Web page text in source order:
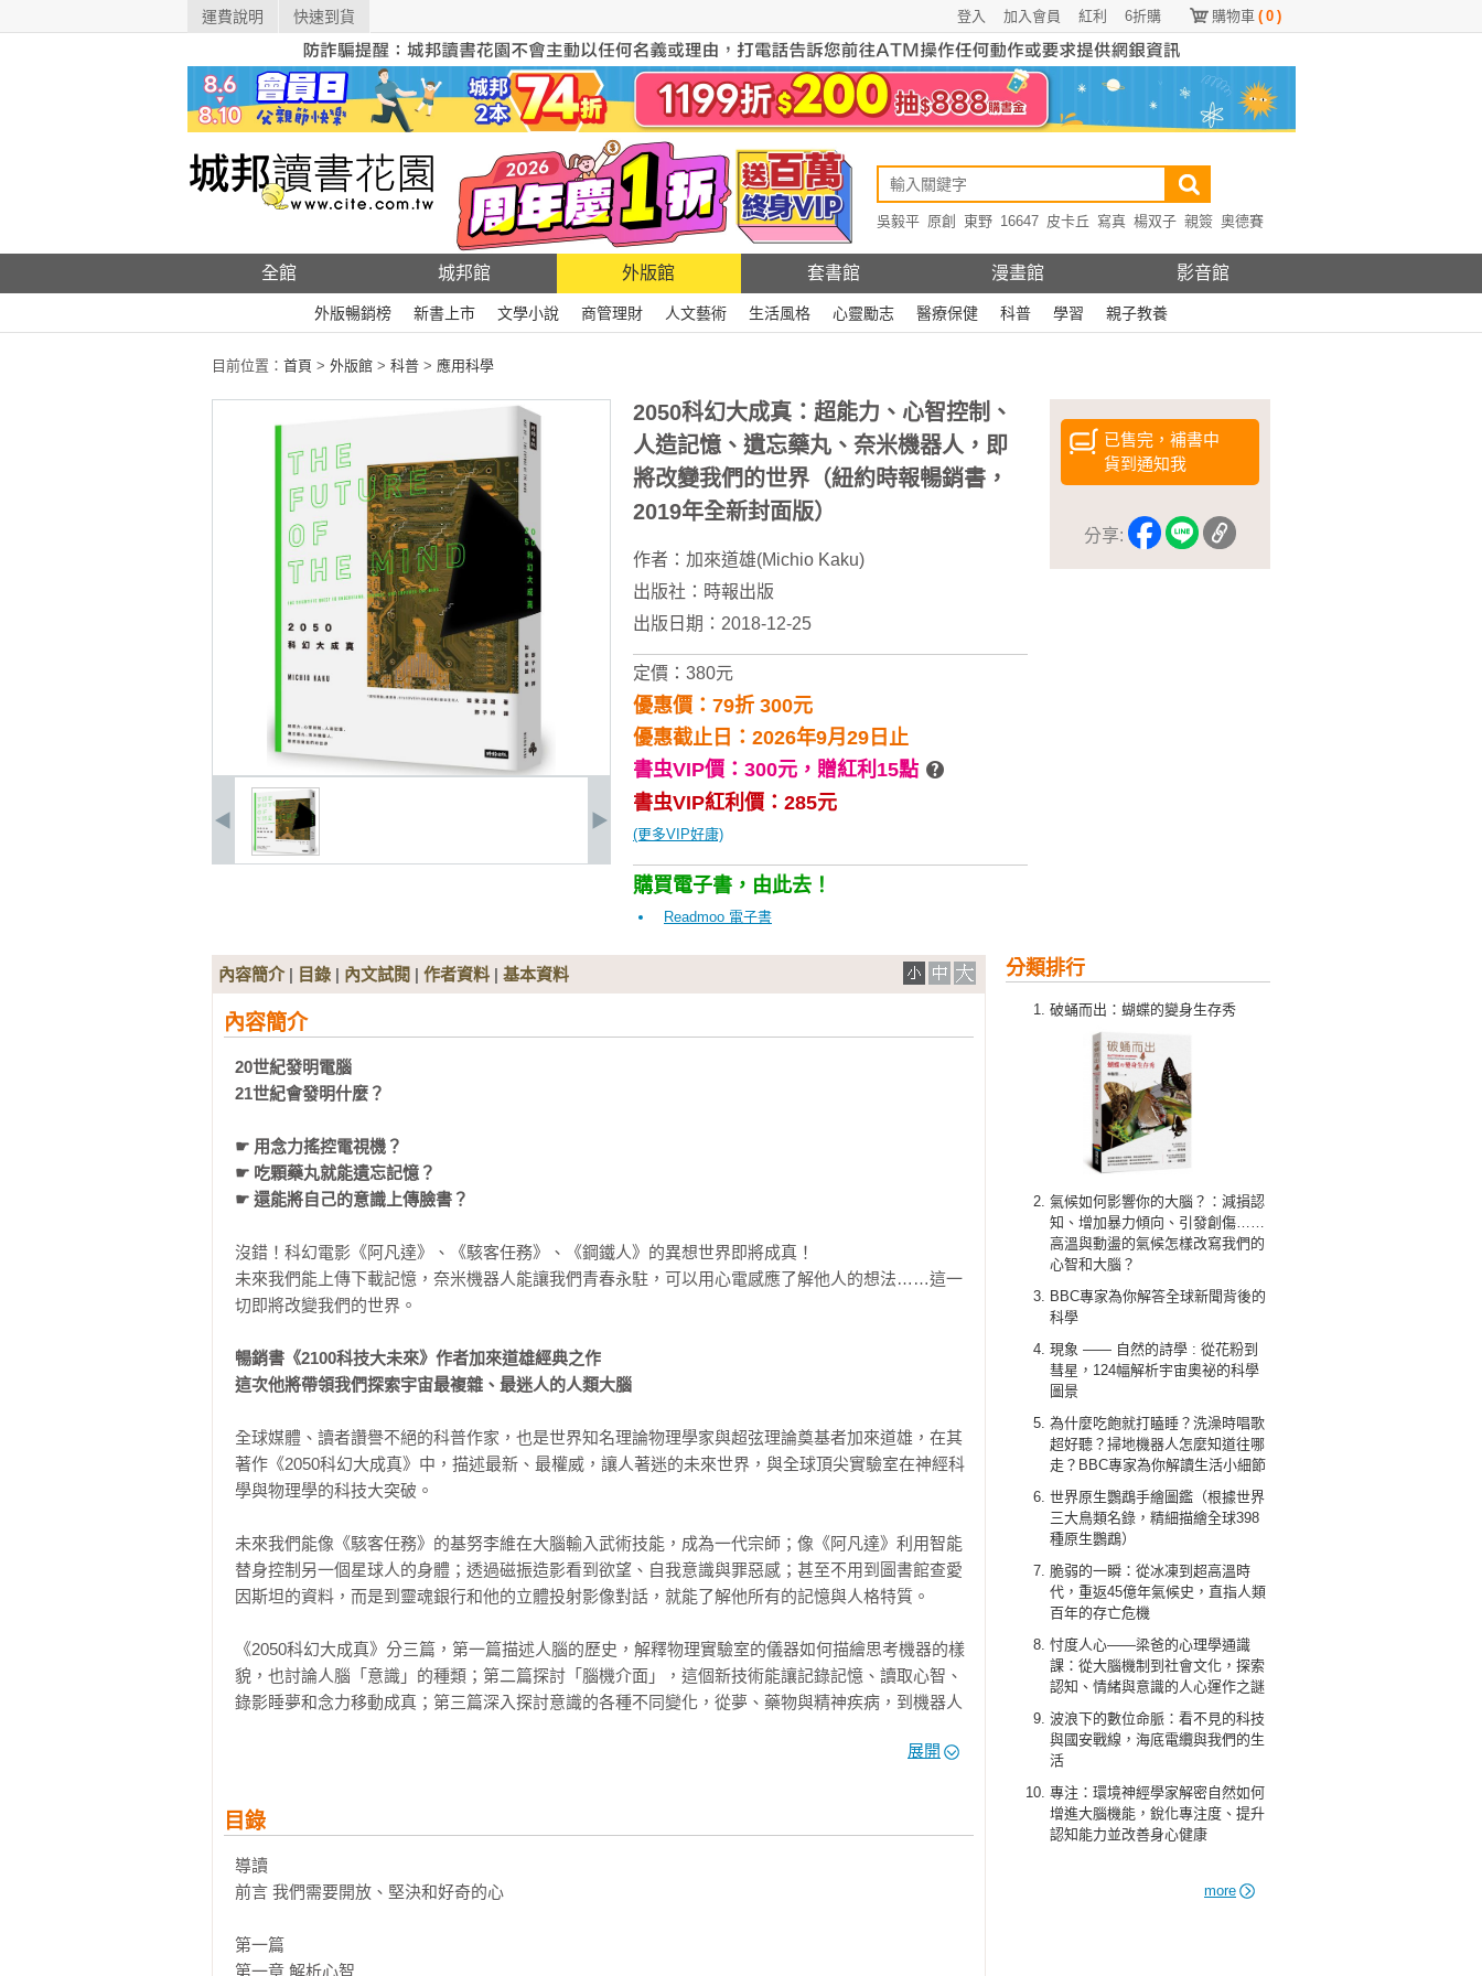
運費說明 快速到貨 購物車 ( 0 )
6折購
紅利
加入會員
登入
吳毅平 原創 東野 16647 皮卡丘 寫真 楊双子 親簽 奧德賽
全館 城邦館 外版館 套書館 漫畫館 影音館
外版暢銷榜 新書上市 文學小說 商管理財 人文藝術 生活風格 心靈勵志 醫療保健 科普 學習 親子教養
目前位置： 首頁 > 外版館 > 科普 > 應用科學
已售完，補書中
貨到通知我
分享:
2050科幻大成真：超能力、心智控制、
人造記憶、遺忘藥丸、奈米機器人，即
將改變我們的世界（紐約時報暢銷書，
2019年全新封面版）
作者： 加來道雄(Michio Kaku)
出版社： 時報出版
出版日期：2018-12-25
定價：380元
優惠價：79折 300元
優惠截止日：2026年9月29日止
書虫VIP價：300元， 贈紅利15點
書虫VIP紅利價：285元
(更多VIP好康)
購買電子書，由此去！
Readmoo 電子書
分類排行
破蛹而出：蝴蝶的變身生存秀
氣候如何影響你的大腦？：減損認
知、增加暴力傾向、引發創傷……
高溫與動盪的氣候怎樣改寫我們的
心智和大腦？
BBC專家為你解答全球新聞背後的
科學
現象 —— 自然的詩學 : 從花粉到
彗星，124幅解析宇宙奧祕的科學
圖景
為什麼吃飽就打瞌睡？洗澡時唱歌
超好聽？掃地機器人怎麼知道往哪
走？BBC專家為你解讀生活小細節
世界原生鸚鵡手繪圖鑑（根據世界
三大鳥類名錄，精細描繪全球398
種原生鸚鵡）
脆弱的一瞬：從冰凍到超高溫時
代，重返45億年氣候史，直指人類
百年的存亡危機
忖度人心——梁爸的心理學通識
課：從大腦機制到社會文化，探索
認知、情緒與意識的人心運作之謎
波浪下的數位命脈：看不見的科技
與國安戰線，海底電纜與我們的生
活
專注：環境神經學家解密自然如何
增進大腦機能，銳化專注度、提升
認知能力並改善身心健康
more
內容簡介| 目錄 | 內文試閱 | 作者資料 | 基本資料
內容簡介
20世紀發明電腦
21世紀會發明什麼？
☛ 用念力搖控電視機？
☛ 吃顆藥丸就能遺忘記憶？
☛ 還能將自己的意識上傳臉書？
沒錯！科幻電影《阿凡達》、《駭客任務》、《鋼鐵人》的異想世界即將成真！
未來我們能上傳下載記憶，奈米機器人能讓我們青春永駐，可以用心電感應了解他人的想法……這一
切即將改變我們的世界。
暢銷書《2100科技大未來》作者加來道雄經典之作
這次他將帶領我們探索宇宙最複雜、最迷人的人類大腦
全球媒體、讀者讚譽不絕的科普作家，也是世界知名理論物理學家與超弦理論奠基者加來道雄，在其
著作《2050科幻大成真》中，描述最新、最權威，讓人著迷的未來世界，與全球頂尖實驗室在神經科
學與物理學的科技大突破。
未來我們能像《駭客任務》的基努李維在大腦輸入武術技能，成為一代宗師；像《阿凡達》利用智能
替身控制另一個星球人的身體；透過磁振造影看到欲望、自我意識與罪惡感；甚至不用到圖書館查愛
因斯坦的資料，而是到靈魂銀行和他的立體投射影像對話，就能了解他所有的記憶與人格特質。
《2050科幻大成真》分三篇，第一篇描述人腦的歷史，解釋物理實驗室的儀器如何描繪思考機器的樣
貌，也討論人腦「意識」的種類；第二篇探討「腦機介面」，這個新技術能讓記錄記憶、讀取心智、
錄影睡夢和念力移動成真；第三篇深入探討意識的各種不同變化，從夢、藥物與精神疾病，到機器人
與其他多種疾病。同時加來道雄還探討了機器人的意識：機器人會有情感嗎？它們會威脅人類嗎？
在這本非凡又讓人驚嘆的書中，加來道雄為我們指出科幻電影的場景已經成為嶄新又令人吃驚的現
實，光輝燦爛的科學遠景將會重塑人類的命運。這個遠景現在確實展開了，我們正在進入神經科學的
黃金時代。
《紐約時報》暢銷排行榜第1名
展開
目錄
導讀
前言 我們需要開放、堅決和好奇的心
第一篇
第一章 解析心智